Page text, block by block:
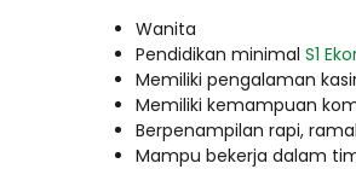
Wanita
Pendidikan minimal S1
Memiliki pengalaman
Memiliki kemampuan
Berpenampilan rapi,
Mampu bekerja dalam